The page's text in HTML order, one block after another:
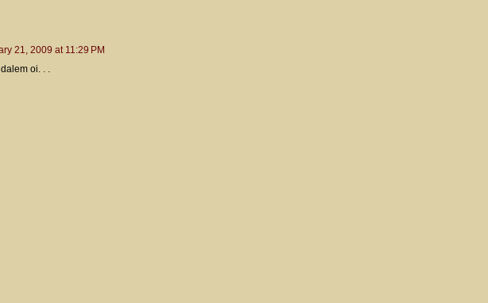
21, 2009 at 11:29 PM
oi. . .